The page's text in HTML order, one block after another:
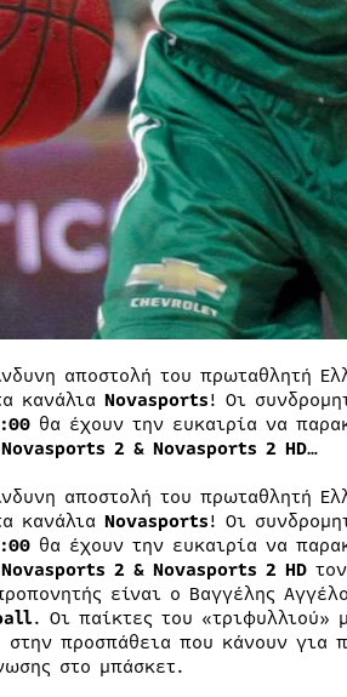
αποστολή του πρωταθλητή
κανάλια Novasports! Οι
θα έχουν την ευκαιρία να
Novasports 2 & Novasports 2 HD…
αποστολή του πρωταθλητή
κανάλια Novasports! Οι
θα έχουν την ευκαιρία να
Novasports 2 & Novasports 2 HDτον
είναι ο Βαγγέλης
. Οι παίκτες του «τριφυλλιού»
στην προσπάθεια που κάνουν για
στο μπάσκετ.